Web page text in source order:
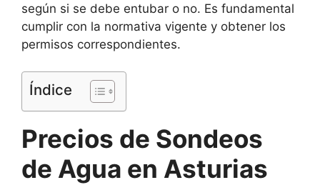
según si se debe entubar o no. Es fundamental
cumplir con la normativa vigente y obtener los
permisos correspondientes.
Índice
Precios de Sondeos
de Agua en Asturias